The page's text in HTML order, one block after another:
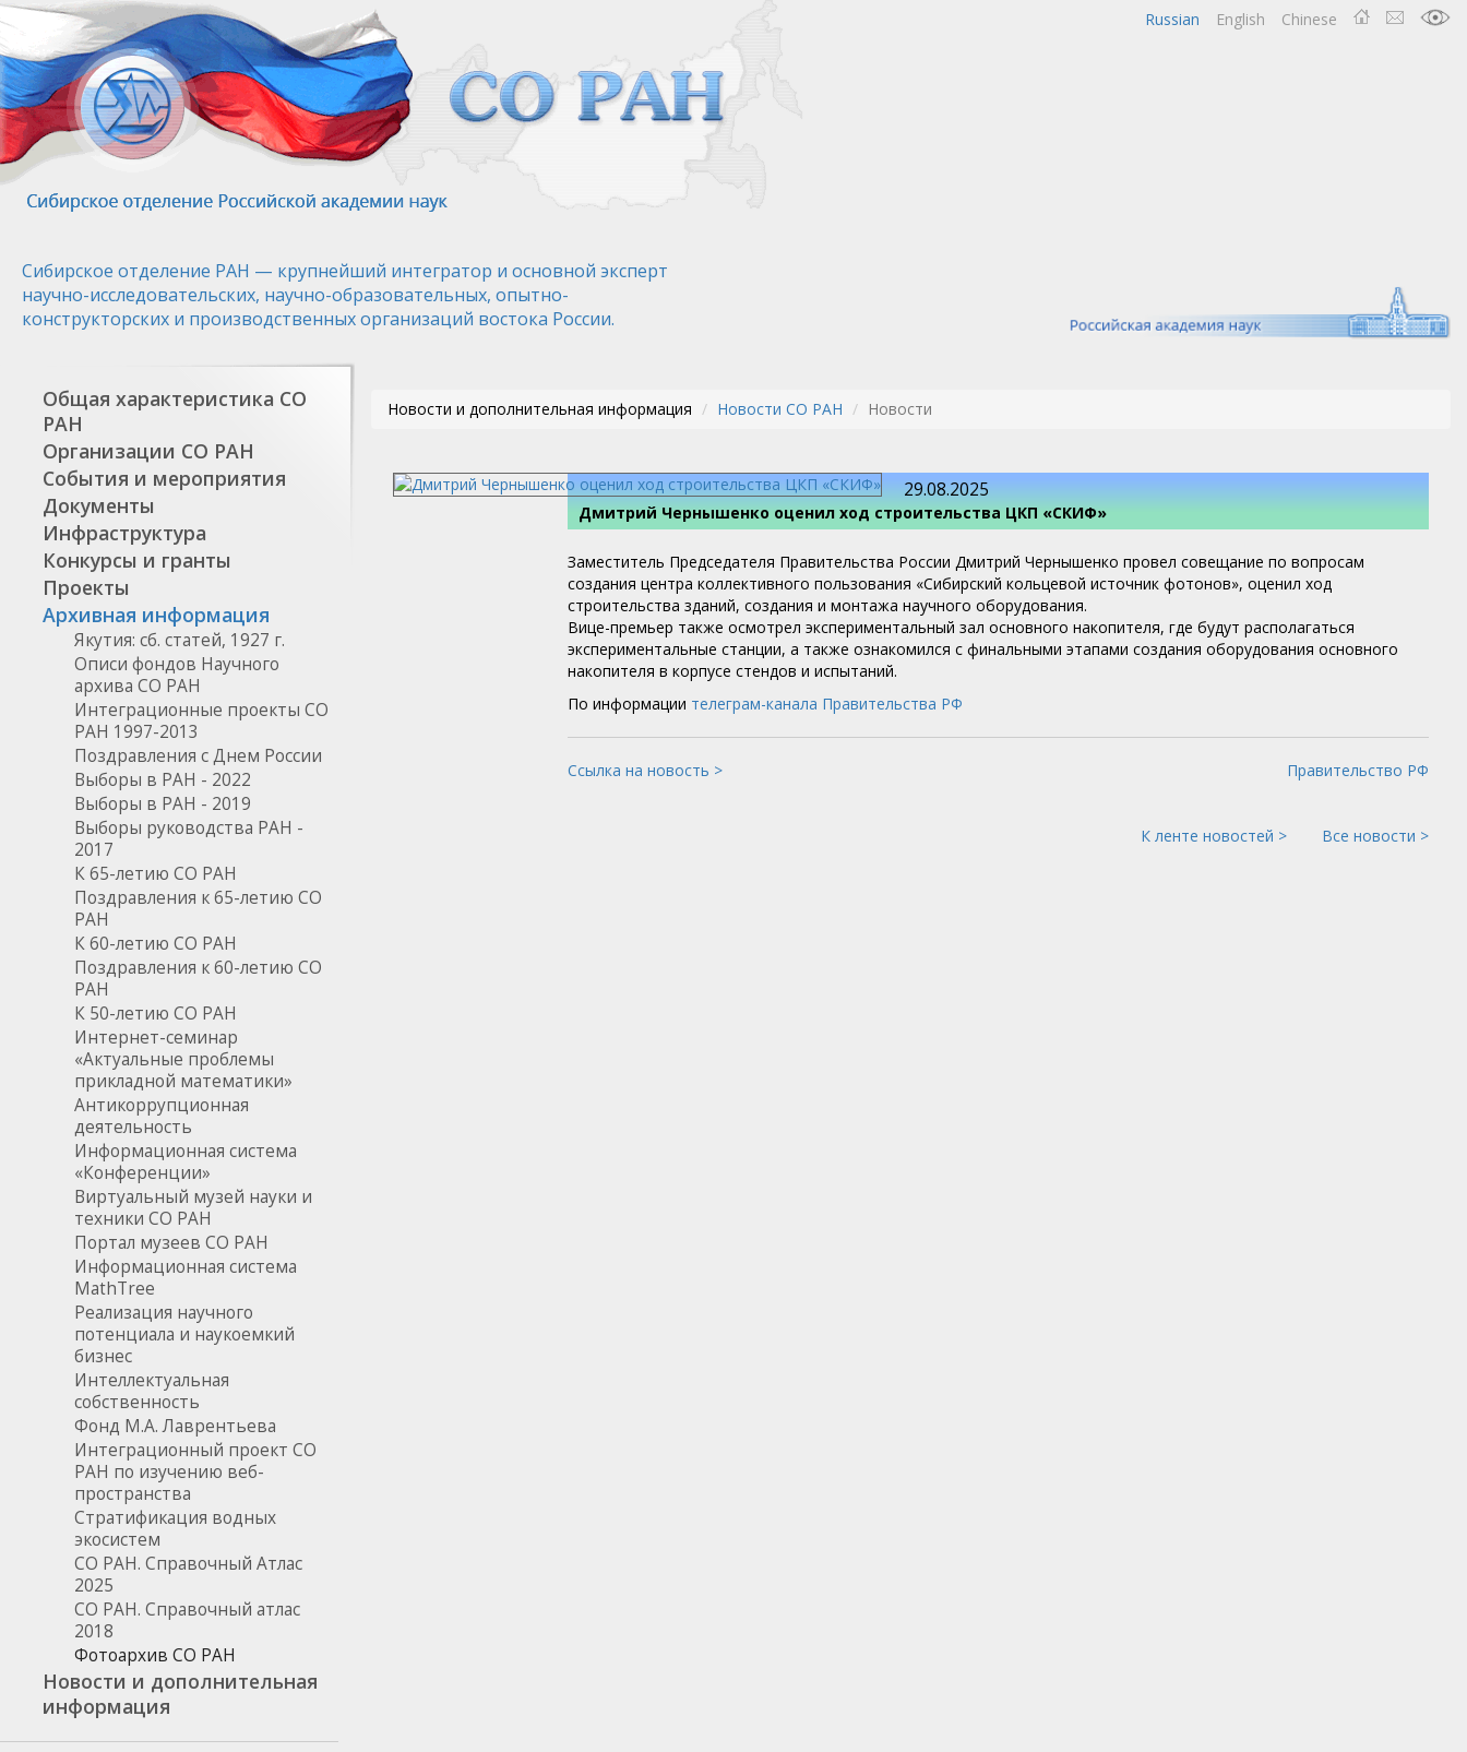
Перейти
основному
содержанию
Chinese
English
Russian
Сибирское отделение РАН — крупнейший интегратор и основной эксперт
научно-исследовательских, научно-образовательных, опытно-
конструкторских и производственных организаций востока России.
Общая характеристика СО
РАН
Организации СО РАН
События и мероприятия
Документы
Инфраструктура
Конкурсы и гранты
Проекты
Архивная информация
Якутия: сб. статей, 1927 г.
Описи фондов Научного
архива СО РАН
Интеграционные проекты СО
РАН 1997-2013
Поздравления с Днем России
Выборы в РАН - 2022
Выборы в РАН - 2019
Выборы руководства РАН -
2017
К 65-летию СО РАН
Поздравления к 65-летию СО
РАН
К 60-летию СО РАН
Поздравления к 60-летию СО
РАН
К 50-летию СО РАН
Интернет-семинар
«Актуальные проблемы
прикладной математики»
Антикоррупционная
деятельность
Информационная система
«Конференции»
Виртуальный музей науки и
техники СО РАН
Портал музеев СО РАН
Информационная система
MathTree
Реализация научного
потенциала и наукоемкий
бизнес
Интеллектуальная
собственность
Фонд М.А. Лаврентьева
Интеграционный проект СО
РАН по изучению веб-
пространства
Стратификация водных
экосистем
СО РАН. Справочный Атлас
2025
СО РАН. Справочный атлас
2018
Фотоархив СО РАН
Новости и дополнительная
информация
Новости и дополнительная информация Новости СО РАН Новости
29.08.2025
Дмитрий Чернышенко оценил ход строительства ЦКП «СКИФ»
Заместитель Председателя Правительства России Дмитрий Чернышенко провел совещание по вопросам
создания центра коллективного пользования «Сибирский кольцевой источник фотонов», оценил ход
строительства зданий, создания и монтажа научного оборудования.
Вице-премьер также осмотрел экспериментальный зал основного накопителя, где будут располагаться
экспериментальные станции, а также ознакомился с финальными этапами создания оборудования основного
накопителя в корпусе стендов и испытаний.
По информации телеграм-канала Правительства РФ
Ссылка на новость > Правительство РФ
К ленте новостей > Все новости >